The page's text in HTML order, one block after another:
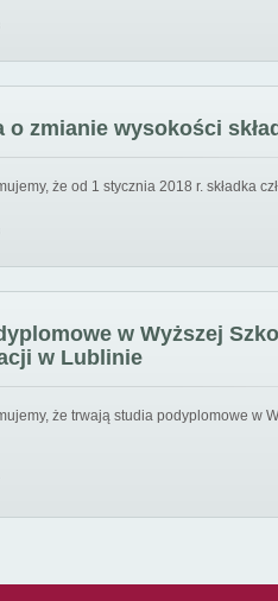
o zmianie wysokości
że od 1 stycznia 2018 r. składka
w Wyższej
w Lublinie
że trwają studia podyplomowe w